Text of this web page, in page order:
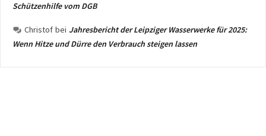
Schützenhilfe vom DGB
Christof bei Jahresbericht der Leipziger Wasserwerke für 2025:
Wenn Hitze und Dürre den Verbrauch steigen lassen